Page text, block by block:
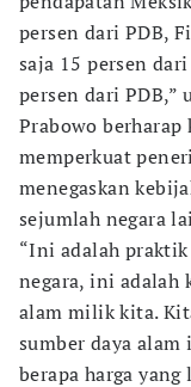
persen dari PDB,
saja 15 persen
persen dari PDB,”
Prabowo
memperkuat
menegaskan
sejumlah negara
“Ini adalah
negara, ini adalah
alam milik kita.
sumber daya
berapa harga yang